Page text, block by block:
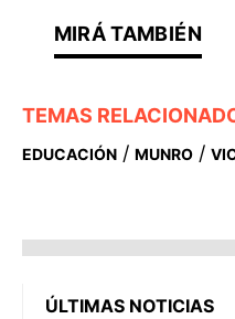
TEMAS
EDUCACIÓN / MUNRO /
ÚLTIMAS NOTICIAS